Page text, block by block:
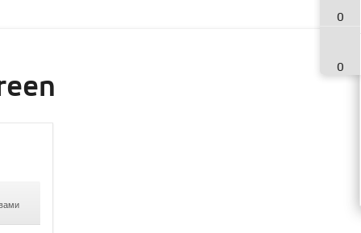
0
0